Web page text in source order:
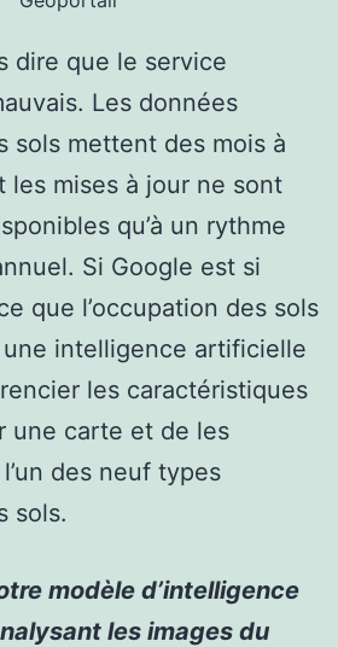
dire que le service
Les données
sols mettent des mois à
les mises à jour ne sont
qu’à un rythme
Si Google est si
que l’occupation des sols
intelligence artificielle
les caractéristiques
une carte et de les
des neuf types
sols.
modèle d’intelligence
les images du